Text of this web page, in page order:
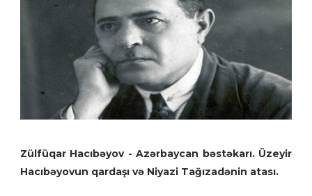
Zülfüqar Hacıbəyov - Azərbaycan bəstəkarı. Üzeyir
Hacıbəyovun qardaşı və Niyazi Tağızadənin atası.